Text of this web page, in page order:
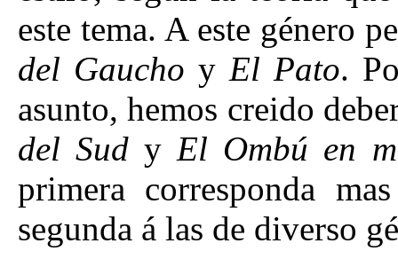
este tema. A este género
del Gaucho y El Pato.
asunto, hemos creido
del SudyEl Ombú en
primera corresponda
segunda á las de diverso